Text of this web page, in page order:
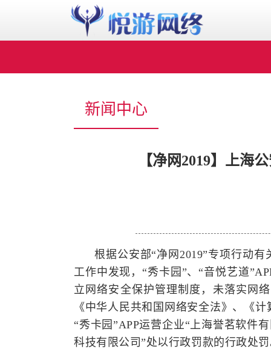
新闻中心
【净网2019】上海
根据公安部“净网2019”专项行动
工作中发现，“秀卡园”、“音悦艺道
立网络安全保护管理制度，未落实网
《中华人民共和国网络安全法》、《
“秀卡园”APP运营企业“上海誉茗软件
科技有限公司”处以行政罚款的行政处